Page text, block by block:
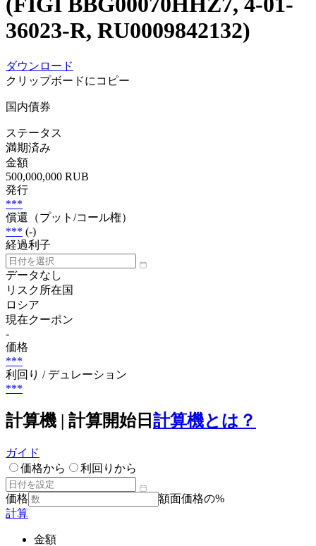
36023-R, RU0009842132)
ダウンロード
クリップボードにコピー
国内債券
ステータス
満期済み
金額
500,000,000 RUB
発行
***
償還（プット/コール権）
*** (-)
経過利子
データなし
リスク所在国
ロシア
現在クーポン
-
価格
***
利回り / デュレーション
***
計算機 | 計算開始日 計算機とは？
ガイド
価格から
利回りから
価格
額面価格の%
計算
金額